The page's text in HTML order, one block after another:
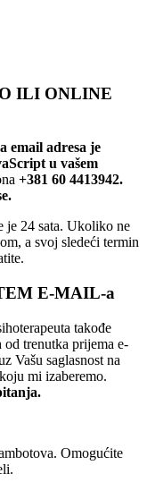
ILI ONLINE
email adresa je
u vašem
+381 60 4413942.
je 24 sata. Ukoliko ne
a svoj sledeći termin
E-MAIL-a
takođe
trenutka prijema e-
Vašu saglasnost na
mi izaberemo.
Omogućite